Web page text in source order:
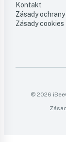
Kontakt
Zásady
Zásady cookies
© 2026